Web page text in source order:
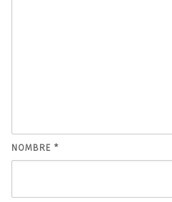
NOMBRE *